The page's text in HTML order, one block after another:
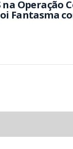
na Operação
Fantasma